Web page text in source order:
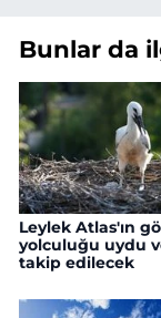
Bunlar da
Leylek Atlas'ın
yolculuğu uydu
takip edilecek